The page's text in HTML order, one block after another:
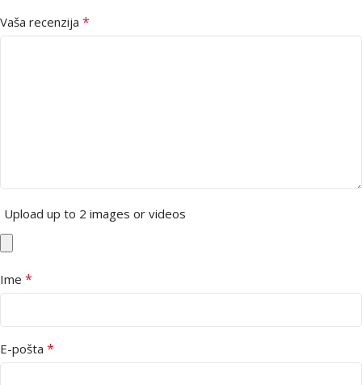
Vaša recenzija *
Upload up to 2 images or videos
Ime *
E-pošta *